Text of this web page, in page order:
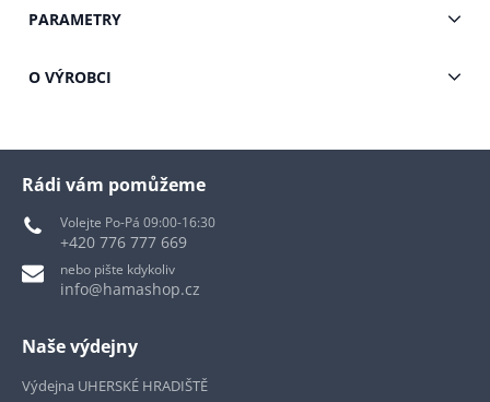
PARAMETRY
O VÝROBCI
Rádi vám pomůžeme
Volejte Po-Pá 09:00-16:30
+420 776 777 669
nebo pište kdykoliv
info@hamashop.cz
Naše výdejny
Výdejna UHERSKÉ HRADIŠTĚ